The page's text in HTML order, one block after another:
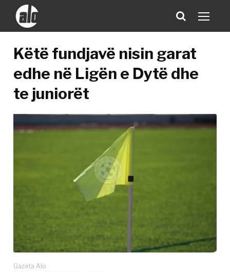
Këtë fundjavë nisin garat
edhe në Ligën e Dytë dhe
te juniorët
Gazeta Alo